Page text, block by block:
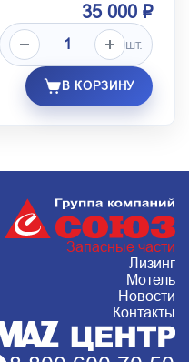
35 000 ₽
шт.
В КОРЗИНУ
Запасные части
Лизинг
Мотель
Новости
Контакты